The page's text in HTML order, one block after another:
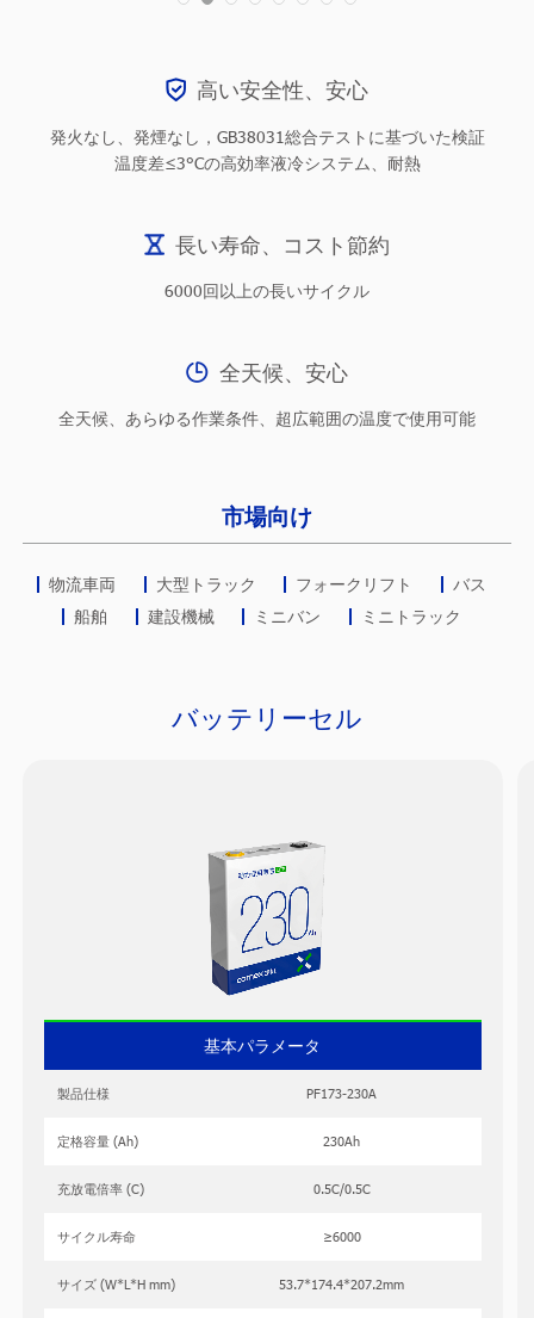
高い安全性、安心
発火なし、発煙なし，GB38031総合テストに基づいた検証
温度差≤3°Cの高効率液冷システム、耐熱
長い寿命、コスト節約
6000回以上の長いサイクル
全天候、安心
全天候、あらゆる作業条件、超広範囲の温度で使用可能
市場向け
物流車両 大型トラック フォークリフト
バス
船舶
建設機械 ミニバン ミニトラック
バッテリーセル
基本パラメータ
製品仕様 PF173-230A
定格容量 (Ah) 230Ah
充放電倍率 (C) 0.5C/0.5C
サイクル寿命 ≥6000
サイズ (W*L*H mm) 53.7*174.4*207.2mm